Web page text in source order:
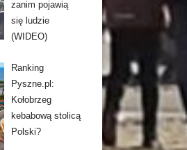
zanim pojawią
się ludzie
(WIDEO)
Ranking
Pyszne.pl:
Kołobrzeg
kebabową stolicą
Polski?